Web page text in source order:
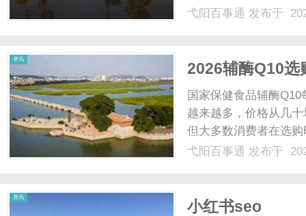
但有一个维度是任何
弋阳百事通 发布于
资讯
2026辅酶Q10选
步帮你选对产品
国家保健食品辅酶
越来越多，价格从几
但大多数消费者在选
恰恰是最容易误导消
弋阳百事通 发布于
资讯
小红书seo